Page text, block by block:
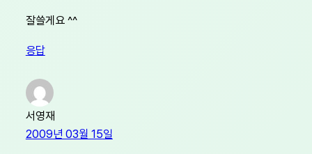
잘쓸게요 ^^
응답
서영재
2009년 03월 15일